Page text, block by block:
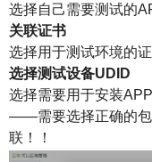
选择自己需要测试的
关联证书
选择用于测试环境的
选择测试设备UDID
选择需要用于安装
——需要选择正确的包
联！！